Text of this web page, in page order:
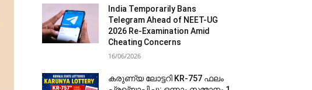
India Temporarily Bans
Telegram Ahead of NEET-UG
2026 Re-Examination Amid
Cheating Concerns
16/06/2026
കരുണ്യ ലോട്ടറി KR-757 ഫലം